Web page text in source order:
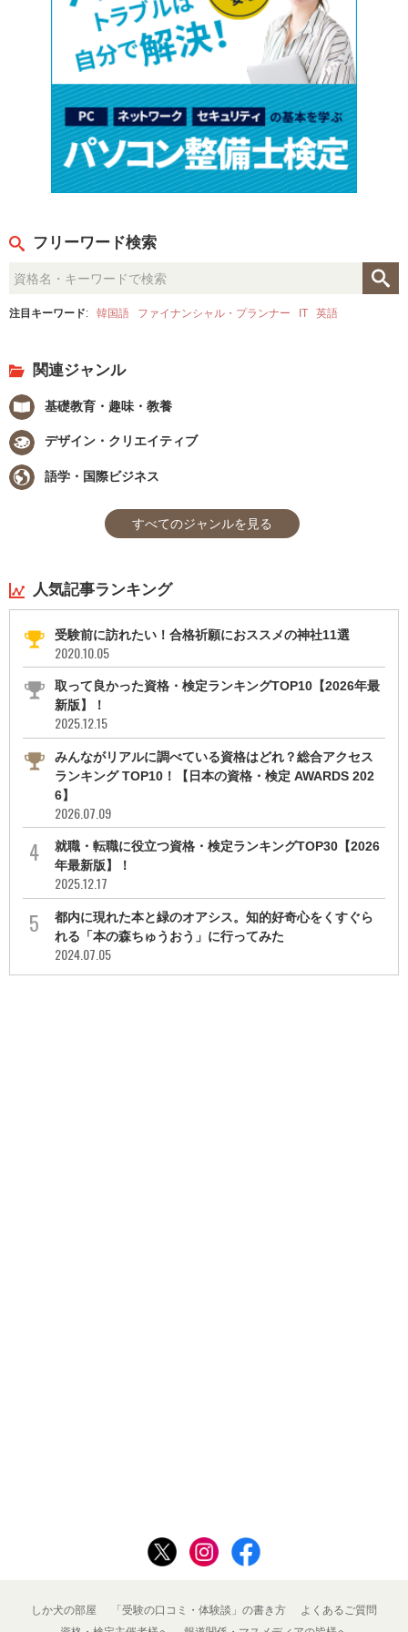
フリーワード検索
注目キーワード: 韓国語 ファイナンシャル・プランナー IT 英語
関連ジャンル
基礎教育・趣味・教養
デザイン・クリエイティブ
語学・国際ビジネス
すべてのジャンルを見る
人気記事ランキング
受験前に訪れたい！合格祈願におススメの神社11選
2020.10.05
取って良かった資格・検定ランキングTOP10【2026年最
新版】！
2025.12.15
みんながリアルに調べている資格はどれ？総合アクセス
ランキング TOP10！【日本の資格・検定 AWARDS 202
6】
2026.07.09
就職・転職に役立つ資格・検定ランキングTOP30【2026
年最新版】！
2025.12.17
都内に現れた本と緑のオアシス。知的好奇心をくすぐら
れる「本の森ちゅうおう」に行ってみた
2024.07.05
しか犬の部屋 「受験の口コミ・体験談」の書き方
よくあるご質問